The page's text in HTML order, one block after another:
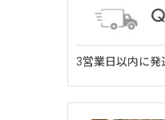
3営業日以内に発